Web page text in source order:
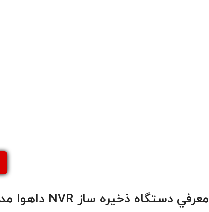
معرفي دستگاه ذخیره ساز NVR داهوا مدل NVR4232-4KS2/L